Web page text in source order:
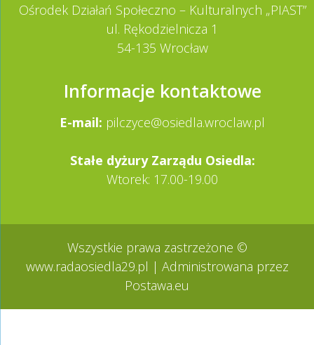
Ośrodek Działań Społeczno – Kulturalnych „PIAST”
ul. Rękodzielnicza 1
54-135 Wrocław
Informacje kontaktowe
E-mail: pilczyce@osiedla.wroclaw.pl
Stałe dy­żury Zarządu Osiedla:
Wtorek: 17.00-19.00
Wszystkie prawa zastrzeżone ©
www.radaosiedla29.pl | Administrowana przez
Postawa.eu